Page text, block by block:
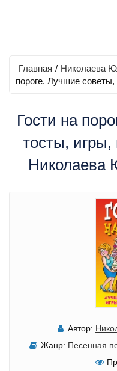
Главная / Николаева
пороге. Лучшие
Гости на
тосты,
Николаева
Автор:
Жанр: Песенная